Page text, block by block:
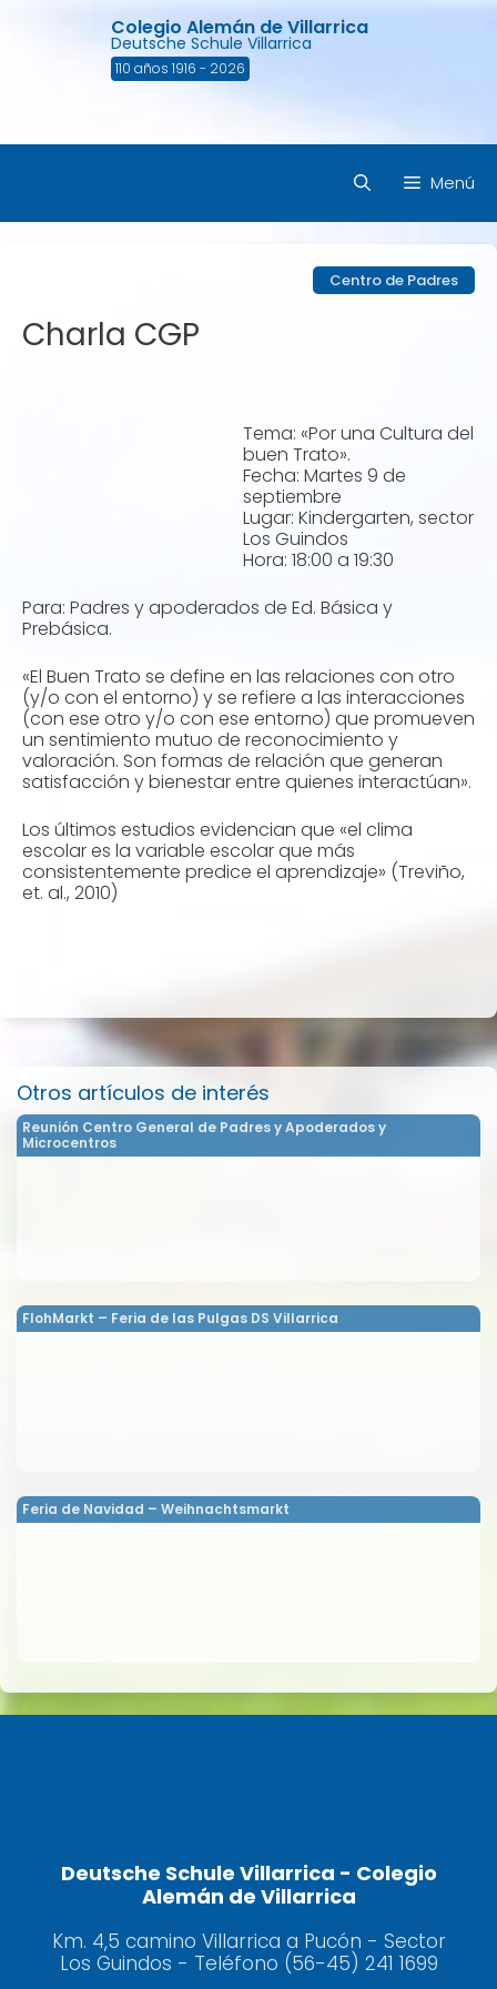
Colegio Alemán de Villarrica
Deutsche Schule Villarrica
110 años 1916 - 2026
Menú
Centro de Padres
Charla CGP
Tema: «Por una Cultura del
buen Trato».
Fecha: Martes 9 de
septiembre
Lugar: Kindergarten, sector
Los Guindos
Hora: 18:00 a 19:30
Para: Padres y apoderados de Ed. Básica y
Prebásica.
«El Buen Trato se define en las relaciones con otro
(y/o con el entorno) y se refiere a las interacciones
(con ese otro y/o con ese entorno) que promueven
un sentimiento mutuo de reconocimiento y
valoración. Son formas de relación que generan
satisfacción y bienestar entre quienes interactúan».
Los últimos estudios evidencian que «el clima
escolar es la variable escolar que más
consistentemente predice el aprendizaje» (Treviño,
et. al., 2010)
Otros artículos de interés
Reunión Centro General de Padres y Apoderados y
Microcentros
FlohMarkt – Feria de las Pulgas DS Villarrica
Feria de Navidad – Weihnachtsmarkt
Deutsche Schule Villarrica - Colegio
Alemán de Villarrica
Km. 4,5 camino Villarrica a Pucón - Sector
Los Guindos - Teléfono (56-45) 241 1699